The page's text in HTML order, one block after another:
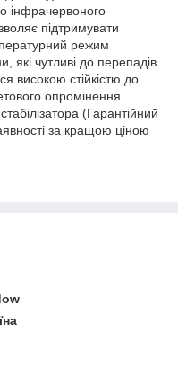
інфрачервоного
підтримувати
режим
які чутливі до перепадів
високою стійкістю до
опромінення.
(Гарантійний
за кращою ціною